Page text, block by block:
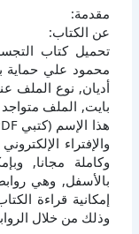
مقدمة:
عن الكتاب:
تحميل كتاب
والإفتراء
وكاملة مجانا,
إمكانية قراءة
وذلك من خلال